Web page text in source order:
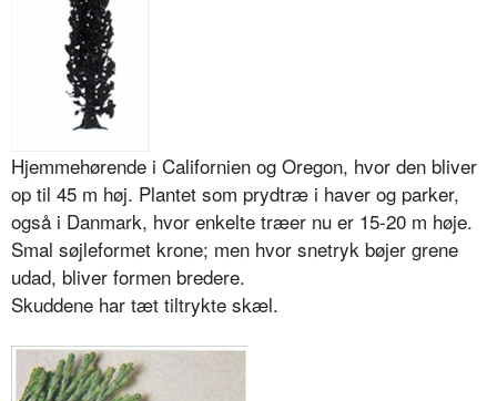
Hjemmehørende i Californien og Oregon, hvor den bliver
op til 45 m høj. Plantet som prydtræ i haver og parker,
også i Danmark, hvor enkelte træer nu er 15-20 m høje.
Smal søjleformet krone; men hvor snetryk bøjer grene
udad, bliver formen bredere.
Skuddene har tæt tiltrykte skæl.